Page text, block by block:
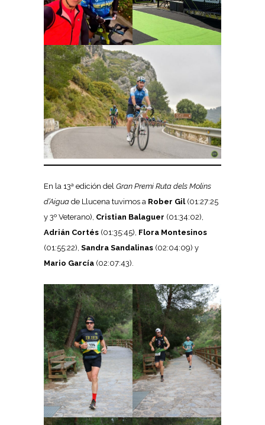
En la 13ª edición del Gran Premi Ruta dels Molins
d’Aigua de Llucena tuvimos a Rober Gil(01:27:25
y 3º Veterano), Cristian Balaguer (01:34:02),
Adrián Cortés (01:35:45), Flora Montesinos
(01:55:22), Sandra Sandalinas (02:04:09) y
Mario García (02:07:43).